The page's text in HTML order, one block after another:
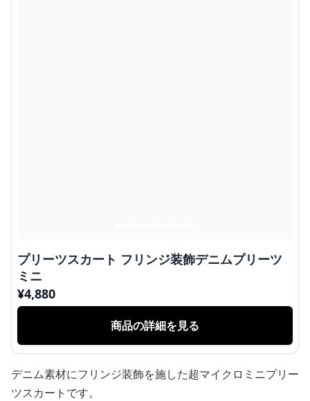
プリーツスカート フリンジ装飾デニムプリーツ
ミニ
¥4,880
商品の詳細を見る
デニム素材にフリンジ装飾を施した超マイクロミニプリー
ツスカートです。